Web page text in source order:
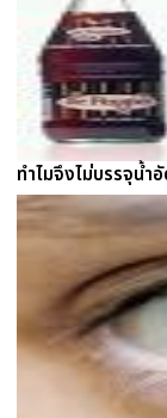
ทำไมจึงไม่บรรจุน้ำ